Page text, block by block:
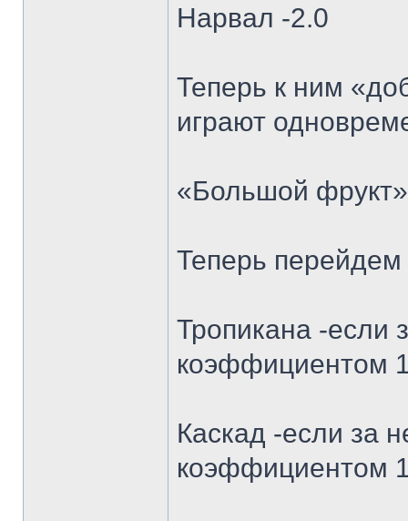
Нарвал -2.0
Теперь к ним
играют
«Большой
Теперь
Тропикана -если
коэффициентом
Каскад -если за
коэффициентом